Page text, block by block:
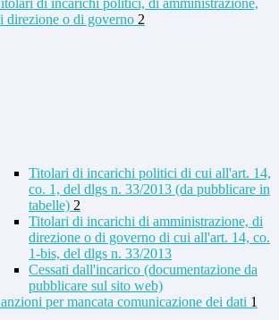
di incarichi politici, di amministrazione,
direzione o di governo 2
Titolari di incarichi politici di cui all'art. 14,
co. 1, del dlgs n. 33/2013 (da pubblicare in
tabelle) 2
Titolari di incarichi di amministrazione, di
direzione o di governo di cui all'art. 14, co.
1-bis, del dlgs n. 33/2013
Cessati dall'incarico (documentazione da
pubblicare sul sito web)
per mancata comunicazione dei dati 1